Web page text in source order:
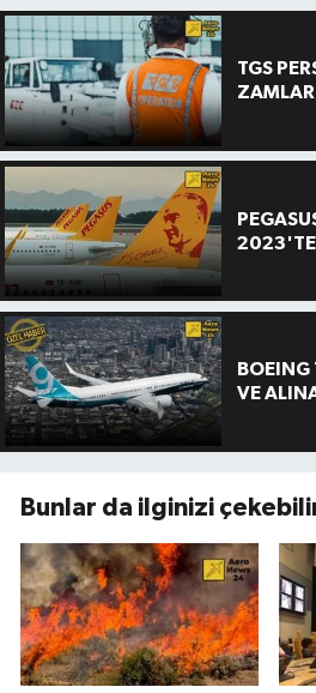
TGS
ZAMLAR
2023'TE
VE
Bunlar da ilginizi